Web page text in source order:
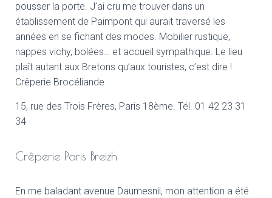
pousser la porte. J’ai cru me trouver dans un
établissement de Paimpont qui aurait traversé les
années en se fichant des modes. Mobilier rustique,
nappes vichy, bolées… et accueil sympathique. Le lieu
plaît autant aux Bretons qu’aux touristes, c’est dire !
Crêperie Brocéliande
15, rue des Trois Frères, Paris 18ème. Tél. 01 42 23 31
34
Crêperie Paris Breizh
En me baladant avenue Daumesnil, mon attention a été